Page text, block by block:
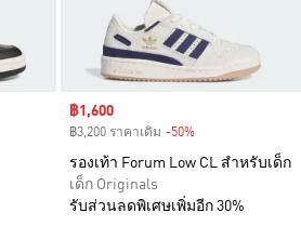
Sale price
฿1,600
฿3,200 ราคาเดิม -50%
รองเท้า Forum Low CL สำหรับเด็ก
เด็ก Originals
รับส่วนลดพิเศษเพิ่มอีก 30%